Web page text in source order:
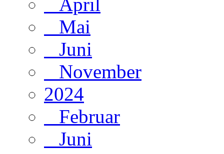
Mai
Juni
November
2024
Februar
Juni